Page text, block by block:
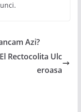
Azi?
Rectocolita Ulc
eroasa